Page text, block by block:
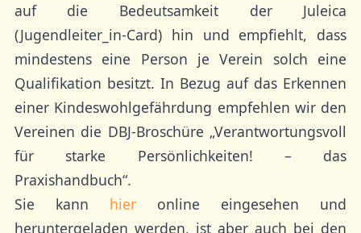
auf die Bedeutsamkeit der Juleica
(Jugendleiter_in-Card) hin und empfiehlt, dass
mindestens eine Person je Verein solch eine
Qualifikation besitzt. In Bezug auf das Erkennen
einer Kindeswohlgefährdung empfehlen wir den
Vereinen die DBJ-Broschüre „Verantwortungsvoll
für starke Persönlichkeiten! – das
Praxishandbuch“.
Sie kann hieronline eingesehen und
heruntergeladen werden, ist aber auch bei den